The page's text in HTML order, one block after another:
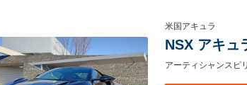
米国アキュラ
NSX アキュ